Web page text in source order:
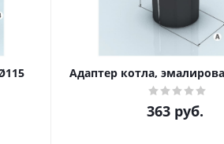
Адаптер котла,
363 руб.